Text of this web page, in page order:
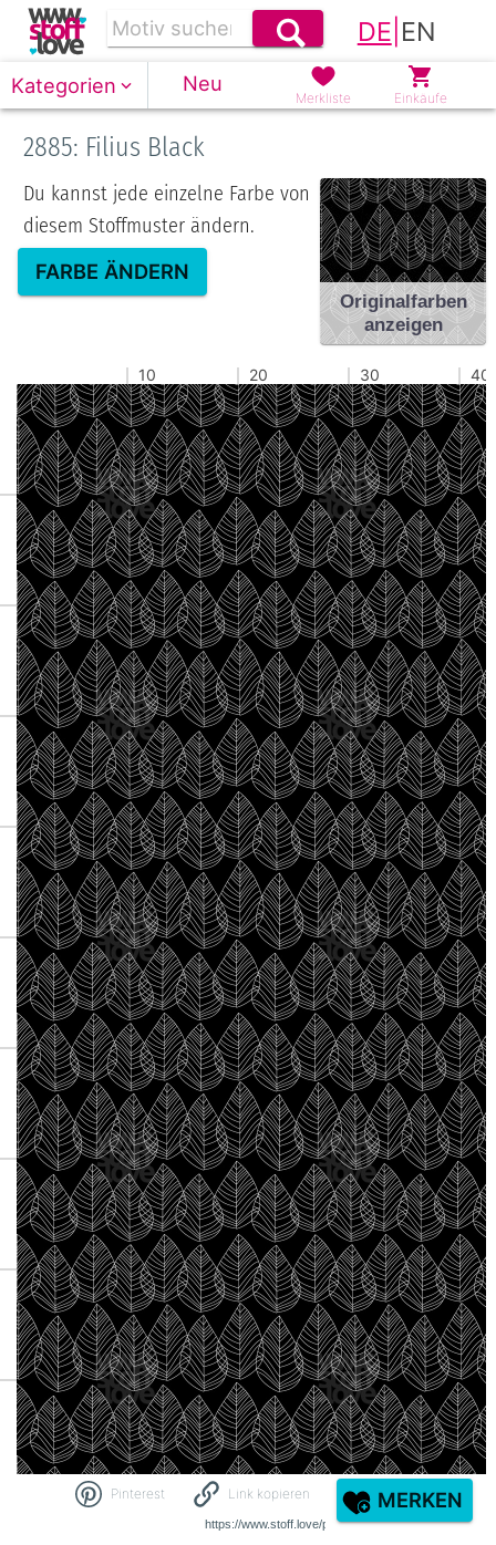
DE EN
Kategorien Neu
Merkliste Einkäufe
2885: Filius Black
Du kannst jede einzelne Farbe von
diesem Stoffmuster ändern.
FARBE ÄNDERN
Originalfarben
anzeigen
Pinterest Link kopieren MERKEN